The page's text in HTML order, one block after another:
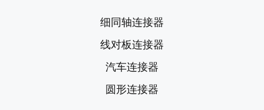
细同轴连接器
线对板连接器
汽车连接器
圆形连接器